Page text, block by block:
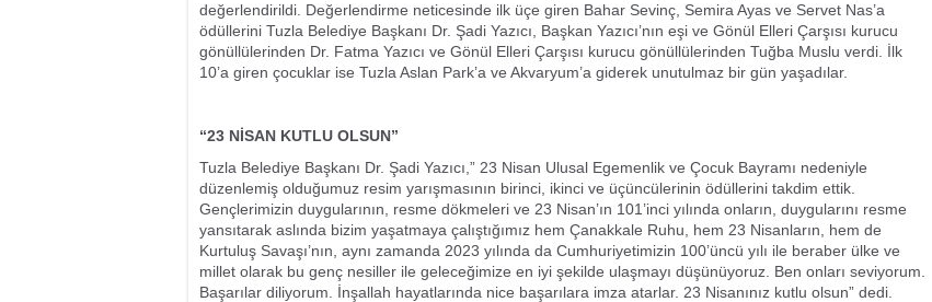
değerlendirildi. Değerlendirme neticesinde ilk üçe giren Bahar Sevinç, Semira Ayas ve Servet Nas’a
ödüllerini Tuzla Belediye Başkanı Dr. Şadi Yazıcı, Başkan Yazıcı’nın eşi ve Gönül Elleri Çarşısı kurucu
gönüllülerinden Dr. Fatma Yazıcı ve Gönül Elleri Çarşısı kurucu gönüllülerinden Tuğba Muslu verdi. İlk
10’a giren çocuklar ise Tuzla Aslan Park’a ve Akvaryum’a giderek unutulmaz bir gün yaşadılar.
“23 NİSAN KUTLU OLSUN”
Tuzla Belediye Başkanı Dr. Şadi Yazıcı,” 23 Nisan Ulusal Egemenlik ve Çocuk Bayramı nedeniyle
düzenlemiş olduğumuz resim yarışmasının birinci, ikinci ve üçüncülerinin ödüllerini takdim ettik.
Gençlerimizin duygularının, resme dökmeleri ve 23 Nisan’ın 101’inci yılında onların, duygularını resme
yansıtarak aslında bizim yaşatmaya çalıştığımız hem Çanakkale Ruhu, hem 23 Nisanların, hem de
Kurtuluş Savaşı’nın, aynı zamanda 2023 yılında da Cumhuriyetimizin 100’üncü yılı ile beraber ülke ve
millet olarak bu genç nesiller ile geleceğimize en iyi şekilde ulaşmayı düşünüyoruz. Ben onları seviyorum.
Başarılar diliyorum. İnşallah hayatlarında nice başarılara imza atarlar. 23 Nisanınız kutlu olsun” dedi.